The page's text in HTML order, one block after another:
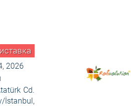
2026
Cd.
İstanbul,